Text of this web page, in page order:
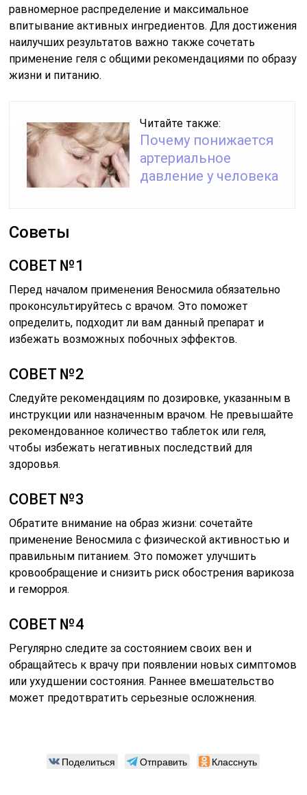
равномерное распределение и максимальное
впитывание активных ингредиентов. Для достижения
наилучших результатов важно также сочетать
применение геля с общими рекомендациями по образу
жизни и питанию.
Читайте также:
Почему понижается
артериальное
давление у человека
Советы
СОВЕТ №1
Перед началом применения Веносмила обязательно
проконсультируйтесь с врачом. Это поможет
определить, подходит ли вам данный препарат и
избежать возможных побочных эффектов.
СОВЕТ №2
Следуйте рекомендациям по дозировке, указанным в
инструкции или назначенным врачом. Не превышайте
рекомендованное количество таблеток или геля,
чтобы избежать негативных последствий для
здоровья.
СОВЕТ №3
Обратите внимание на образ жизни: сочетайте
применение Веносмила с физической активностью и
правильным питанием. Это поможет улучшить
кровообращение и снизить риск обострения варикоза
и геморроя.
СОВЕТ №4
Регулярно следите за состоянием своих вен и
обращайтесь к врачу при появлении новых симптомов
или ухудшении состояния. Раннее вмешательство
может предотвратить серьезные осложнения.
Поделиться Отправить Класснуть